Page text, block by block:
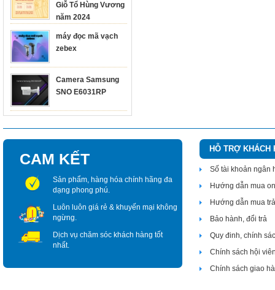
Giỗ Tổ Hùng Vương
năm 2024
máy đọc mã vạch
zebex
Camera Samsung
SNO E6031RP
CAM KẾT
Sản phẩm, hàng hóa chính hãng đa
dạng phong phú.
Luôn luôn giá rẻ & khuyến mại không
ngừng.
Dịch vụ chăm sóc khách hàng tốt
nhất.
HỖ TRỢ KHÁCH
Số tài khoản ngân
Hướng dẫn mua
Hướng dẫn mua
Bảo hành, đổi trả
Quy đinh, chính
Chính sách hội
Chính sách giao